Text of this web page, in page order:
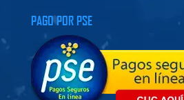
PAGO POR PSE